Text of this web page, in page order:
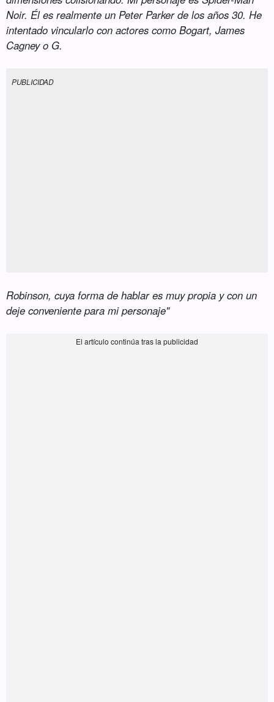
Noir. Él es realmente un Peter Parker de los años 30. He
intentado vincularlo con actores como Bogart, James
Cagney o G.
PUBLICIDAD
Robinson, cuya forma de hablar es muy propia y con un
deje conveniente para mi personaje"